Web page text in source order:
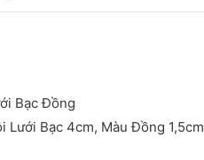
Bạc Đồng
Lưới Bạc 4cm, Màu Đồng 1,5cm